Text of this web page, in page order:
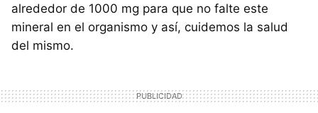
alrededor de 1000 mg para que no falte este
mineral en el organismo y así, cuidemos la salud
del mismo.